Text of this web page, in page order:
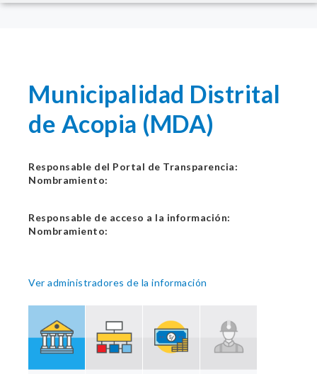
Municipalidad Distrital
de Acopia (MDA)
Responsable del Portal de Transparencia:
Nombramiento:
Responsable de acceso a la información:
Nombramiento:
Ver administradores de la información